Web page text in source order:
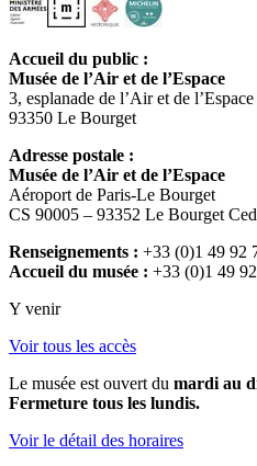
Accueil du public :
Musée de l’Air et de l’Espace
3, esplanade de l’Air et de l’Espace
93350 Le Bourget
Adresse postale :
Musée de l’Air et de l’Espace
Aéroport de Paris-Le Bourget
CS 90005 – 93352 Le Bourget
Renseignements : +33 (0)1 49 92
Accueil du musée : +33 (0)1 49
Y venir
Voir tous les accès
Le musée est ouvert du mardi au
Fermeture tous les lundis.
Voir le détail des horaires